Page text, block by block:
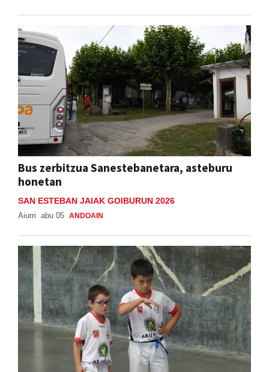
Bus zerbitzua Sanestebanetara, asteburu
honetan
SAN ESTEBAN JAIAK GOIBURUN 2026
Aiurri abu 05 ANDOAIN